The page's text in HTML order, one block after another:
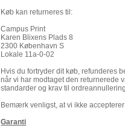
Køb kan returneres til:
Campus Print
Karen Blixens Plads 8
2300 København S
Lokale 11a-0-02
Hvis du fortryder dit køb, refunderes
når vi har modtaget den returnerede
standarder og krav til
Bemærk venligst, at vi ikke
Garanti